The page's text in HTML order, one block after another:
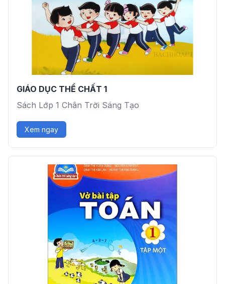
GIÁO DỤC THỂ CHẤT 1
Sách Lớp 1 Chân Trời Sáng Tạo
Xem ngay